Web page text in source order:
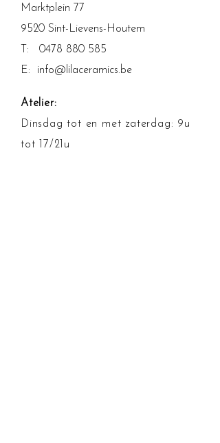
Marktplein 77
9520 Sint-Lievens-Houtem
T: 0478 880 585
E: info@lilaceramics.be
Atelier:
Dinsdag tot en met zaterdag: 9u
tot 17/21u